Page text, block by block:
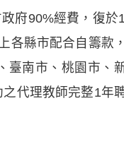
府90%經費，復於
各縣市配合自籌款
臺南市、桃園市、
代理教師完整1年